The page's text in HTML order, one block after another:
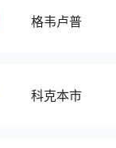
格韦卢普
科克本市